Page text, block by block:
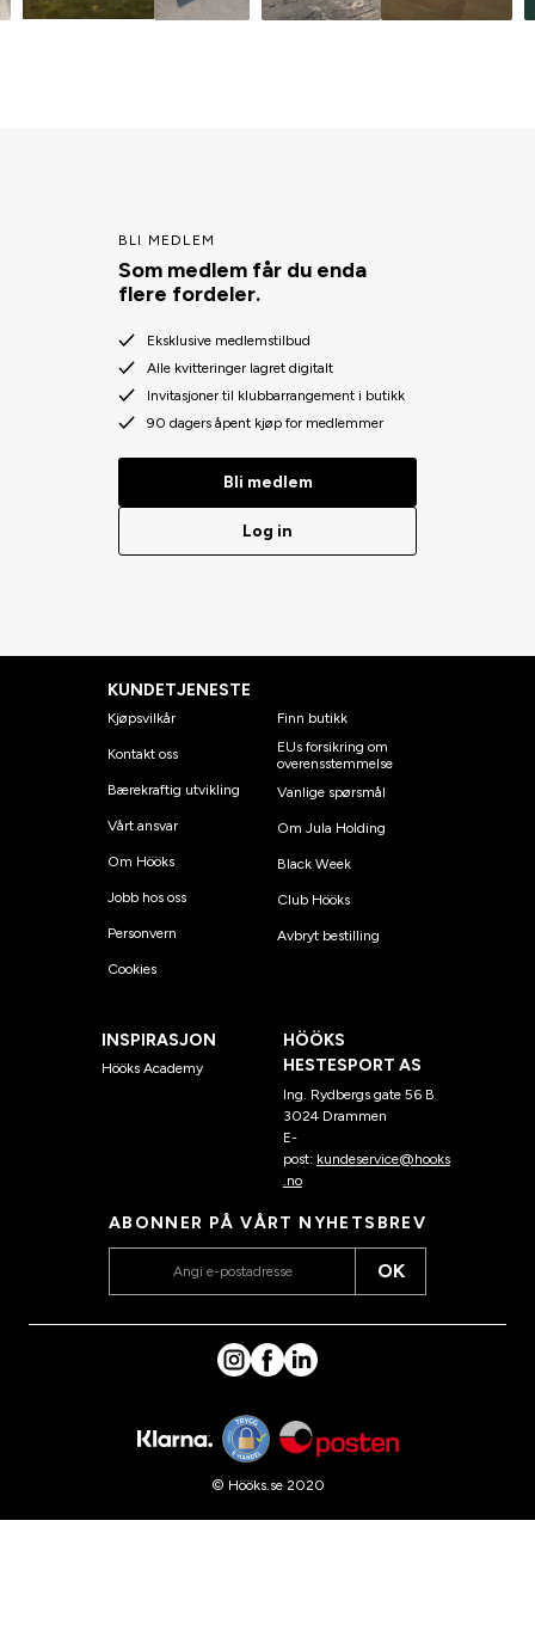
BLI MEDLEM
Som medlem får du enda
flere fordeler.
Eksklusive medlemstilbud
Alle kvitteringer lagret digitalt
Invitasjoner til klubbarrangement i butikk
90 dagers åpent kjøp for medlemmer
Bli medlem
Log in
KUNDETJENESTE
Kjøpsvilkår
Kontakt oss
Bærekraftig utvikling
Vårt ansvar
Om Hööks
Jobb hos oss
Personvern
Cookies
Finn butikk
EUs forsikring om
overensstemmelse
Vanlige spørsmål
Om Jula Holding
Black Week
Club Hööks
Avbryt bestilling
INSPIRASJON
Hööks Academy
HÖÖKS
HESTESPORT AS
Ing. Rydbergs gate 56 B
3024 Drammen
E-
post: kundeservice@hooks
.no
ABONNER PÅ VÅRT NYHETSBREV
OK
© Hööks.se 2020